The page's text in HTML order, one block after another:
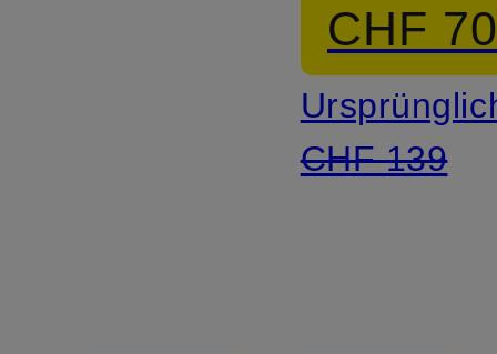
CHF
CHF 139